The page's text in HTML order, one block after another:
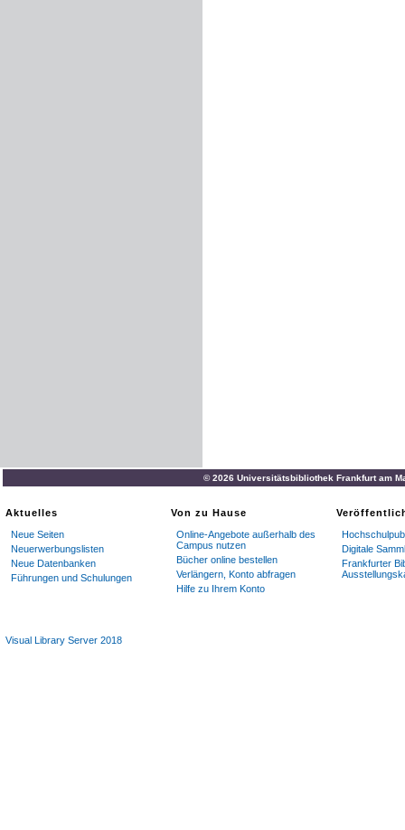
© 2026 Universitätsbibliothek Frankfurt am
Aktuelles
Neue Seiten
Neuerwerbungslisten
Neue Datenbanken
Führungen und Schulungen
Von zu Hause
Online-Angebote außerhalb des
Campus nutzen
Bücher online bestellen
Verlängern, Konto abfragen
Hilfe zu Ihrem Konto
Digitale
Frankfurter
Visual Library Server 2018